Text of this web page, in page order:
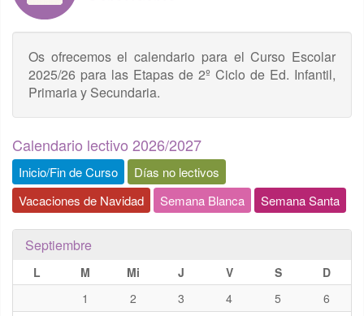
Os ofrecemos el calendario para el Curso Escolar
2025/26 para las Etapas de 2º Ciclo de Ed. Infantil,
Primaria y Secundaria.
Calendario lectivo 2026/2027
Inicio/Fin de Curso
Días no lectivos
Vacaciones de Navidad
Semana Blanca Semana Santa
Septiembre
L M Mi J V S
D
1
2 3 4 5
6